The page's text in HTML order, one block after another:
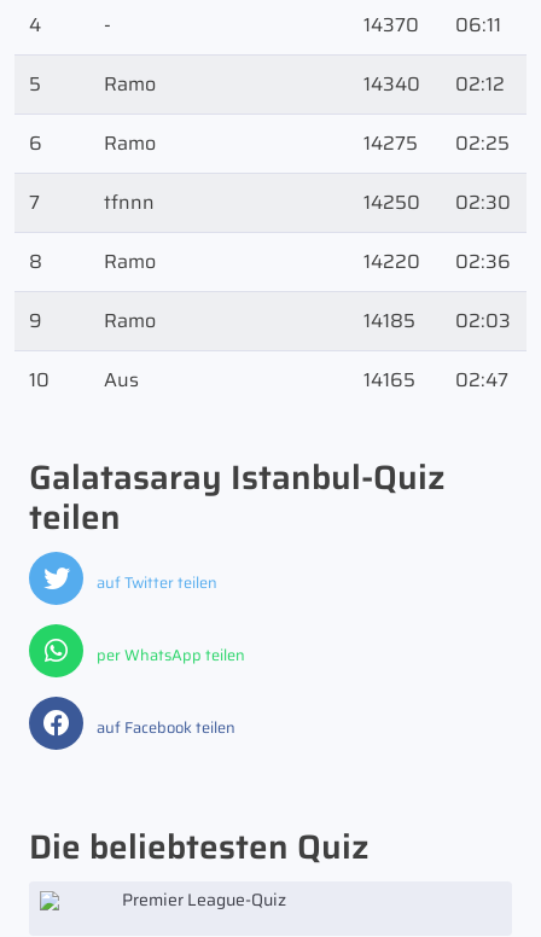
4 - 14370
06:11
5
Ramo 14340
02:12
6
Ramo 14275
02:25
7
tfnnn 14250
02:30
8
Ramo 14220
02:36
9
Ramo 14185
02:03
10
Aus 14165 02:47
Galatasaray Istanbul-Quiz
teilen
auf Twitter teilen
per WhatsApp teilen
auf Facebook teilen
Die beliebtesten Quiz
Premier League-Quiz